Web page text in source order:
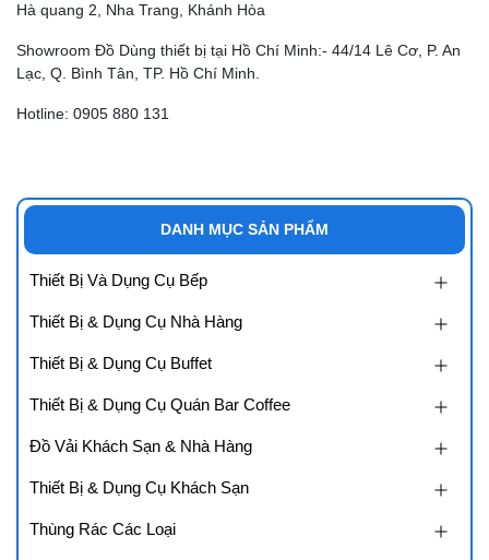
Hà quang 2, Nha Trang, Khánh Hòa
Showroom Đồ Dùng thiết bị tại Hồ Chí Minh:- 44/14 Lê Cơ, P. An
Lạc, Q. Bình Tân, TP. Hồ Chí Minh.
Hotline: 0905 880 131
DANH MỤC SẢN PHẨM
Thiết Bị Và Dụng Cụ Bếp
Thiết Bị & Dụng Cụ Nhà Hàng
Thiết Bị & Dụng Cụ Buffet
Thiết Bị & Dụng Cụ Quán Bar Coffee
Đồ Vải Khách Sạn & Nhà Hàng
Thiết Bị & Dụng Cụ Khách Sạn
Thùng Rác Các Loại